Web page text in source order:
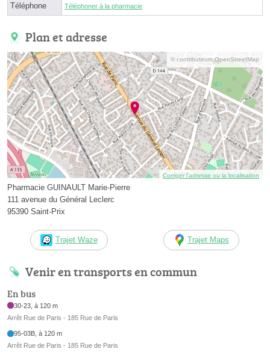
Téléphone Téléphoner à la pharmacie
Plan et adresse
© contributeurs OpenStreetMap
Corriger l’adresse ou la localisation
Pharmacie GUINAULT Marie-Pierre
111 avenue du Général Leclerc
95390 Saint-Prix
Trajet Waze Trajet Maps
Venir en transports en commun
En bus
30-23, à 120 m
Arrêt Rue de Paris - 185 Rue de Paris
95-03B, à 120 m
Arrêt Rue de Paris - 185 Rue de Paris